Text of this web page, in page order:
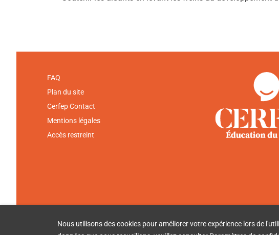
FAQ
Plan du site
Cerfep Contact
Mentions légales
Accès restreint
Nous utilisons des cookies pour améliorer votre expérience lors de